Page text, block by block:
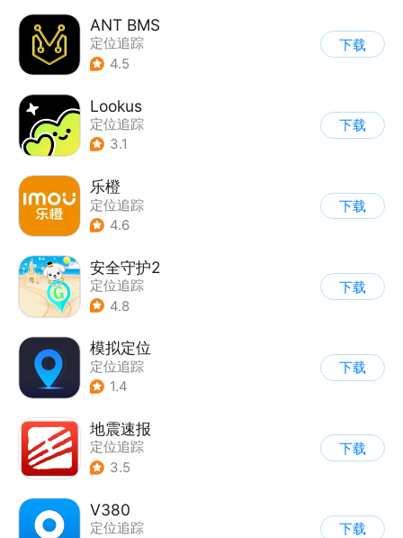
ANT BMS
定位追踪
4.5
下载
Lookus
定位追踪
3.1
下载
乐橙
定位追踪
4.6
下载
安全守护2
定位追踪
4.8
下载
模拟定位
定位追踪
1.4
下载
地震速报
定位追踪
3.5
下载
V380
定位追踪
下载